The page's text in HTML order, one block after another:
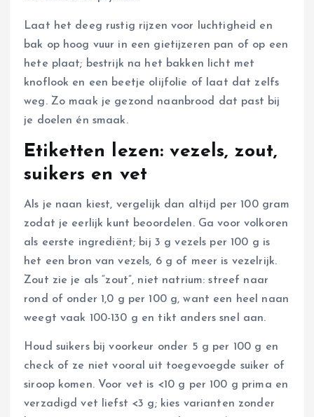
Laat het deeg rustig rijzen voor luchtigheid en
bak op hoog vuur in een gietijzeren pan of op een
hete plaat; bestrijk na het bakken licht met
knoflook en een beetje olijfolie of laat dat zelfs
weg. Zo maak je gezond naanbrood dat past bij
je doelen én smaak.
Etiketten lezen: vezels, zout,
suikers en vet
Als je naan kiest, vergelijk dan altijd per 100 gram
zodat je eerlijk kunt beoordelen. Ga voor volkoren
als eerste ingrediënt; bij 3 g vezels per 100 g is
het een bron van vezels, 6 g of meer is vezelrijk.
Zout zie je als “zout”, niet natrium: streef naar
rond of onder 1,0 g per 100 g, want een heel naan
weegt vaak 100-130 g en tikt anders snel aan.
Houd suikers bij voorkeur onder 5 g per 100 g en
check of ze niet vooral uit toegevoegde suiker of
siroop komen. Voor vet is <10 g per 100 g prima en
verzadigd vet liefst <3 g; kies varianten zonder